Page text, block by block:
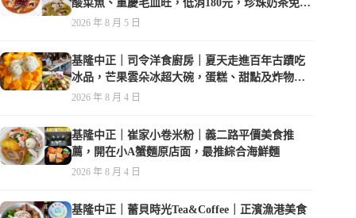
酸菜魚、重慶毛血旺，低消180元，珍珠奶茶免費
喝到爽
2026 年 8 月 5 日
基隆中正｜司令洋食廚房｜夏天走進百年古蹟吃
冰品，芒果雲朵冰超大碗，蛋糕、甜點及炸物都
在水準之上
2026 年 8 月 4 日
基隆中正｜崔家小卷米粉｜義二路平價美食推
薦，開在小A蟹麵原店面，最推綜合海鮮麵
2026 年 8 月 4 日
基隆中正｜蕾貝時光Tea&Coffee｜正濱漁港美食